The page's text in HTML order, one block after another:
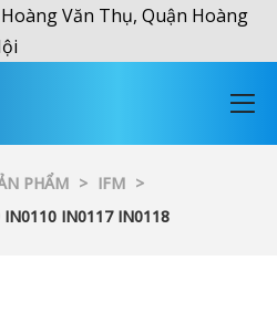
Văn Thụ, Quận Hoàng
PHẨM > IFM >
IN0117 IN0118